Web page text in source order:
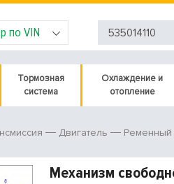
по VIN
Тормозная
система
Охлаждение и
отопление
Двигатель Ременный
Механизм